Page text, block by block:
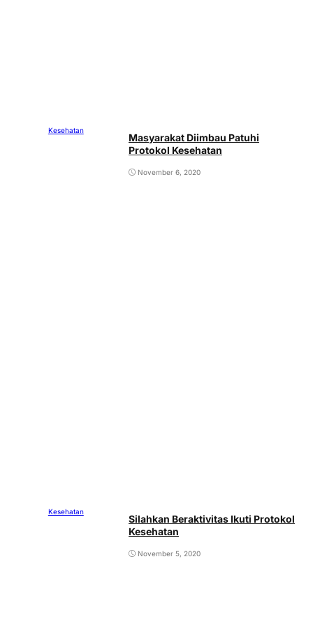
Kesehatan
Masyarakat Diimbau Patuhi
Protokol Kesehatan
November 6, 2020
Kesehatan
Silahkan Beraktivitas Ikuti Protokol
Kesehatan
November 5, 2020